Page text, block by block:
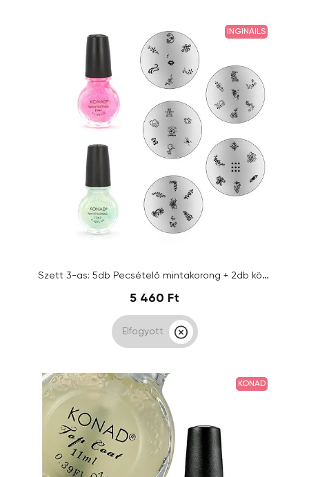
INGINAILS
Szett 3-as: 5db Pecsételő mintakorong + 2db körömlakk
5 460 Ft
Elfogyott
KONAD